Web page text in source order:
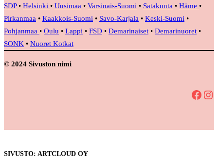
SDP• Helsinki • Uusimaa • Varsinais-Suomi • Satakunta • Häme •
Pirkanmaa • Kaakkois-Suomi • Savo-Karjala • Keski-Suomi •
Pohjanmaa • Oulu • Lappi • FSD • Demarinaiset • Demarinuoret •
SONK • Nuoret Kotkat
© 2024 Sivuston nimi
Facebook Instagram
SIVUSTO: ARTCLOUD OY